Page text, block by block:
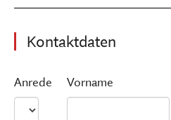
Kontaktdaten
Anrede Vorname